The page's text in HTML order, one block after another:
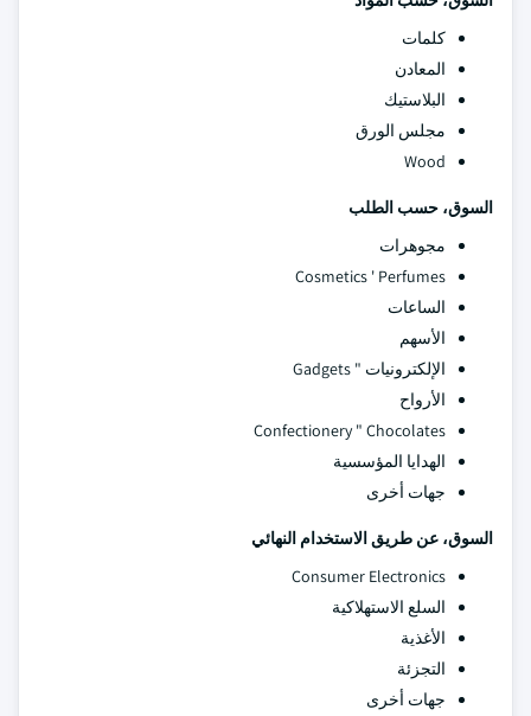
كلمات
المعادن
البلاستيك
مجلس الورق
Wood
السوق، حسب الطلب
مجوهرات
Cosmetics ' Perfumes
الساعات
الأسهم
الإلكترونيات " Gadgets
الأرواح
Confectionery " Chocolates
الهدايا المؤسسية
جهات أخرى
السوق، عن طريق الاستخدام النهائي
Consumer Electronics
السلع الاستهلاكية
الأغذية
التجزئة
جهات أخرى